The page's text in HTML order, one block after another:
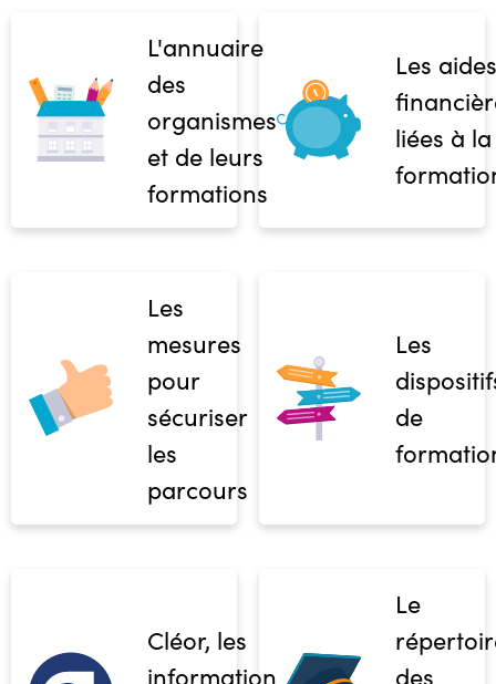
L'annuaire
des
organismes
et de leurs
formations
Les aides
liées à la
Les
mesures
pour
sécuriser
les
parcours
Les
de
Cléor, les
informations
Le
des